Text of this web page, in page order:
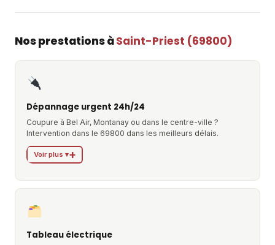
Nos prestations àSaint-Priest (69800)
Dépannage urgent 24h/24
Coupure à Bel Air, Montanay ou dans le centre-ville ?
Intervention dans le 69800 dans les meilleurs délais.
Voir plus ▾
Tableau électrique